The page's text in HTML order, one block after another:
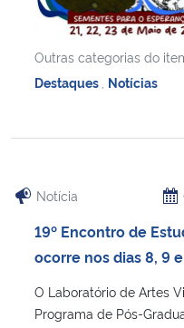
Banco Central do Brasil
Planalto
Outras categorias do
Destaques Notícias
Notícia
19º Encontro de
ocorre nos dias 8, 9
O Laboratório de Artes
Programa de Pós-